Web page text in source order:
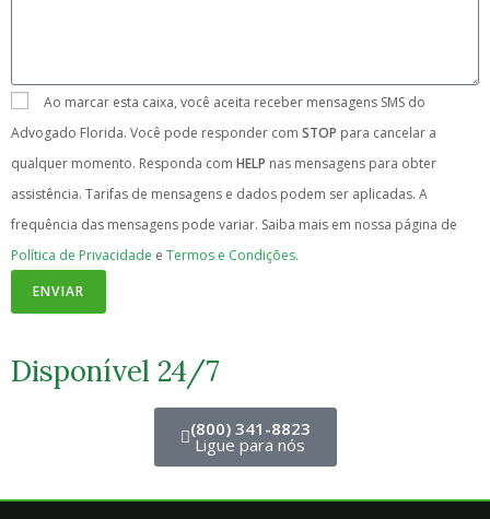
Ao marcar esta caixa, você aceita receber mensagens SMS do
Advogado Florida. Você pode responder com STOP para cancelar a
qualquer momento. Responda com HELP nas mensagens para obter
assistência. Tarifas de mensagens e dados podem ser aplicadas. A
frequência das mensagens pode variar. Saiba mais em nossa página de
Política de Privacidade e Termos e Condições.
ENVIAR
Disponível 24/7
(800) 341-8823
Ligue para nós